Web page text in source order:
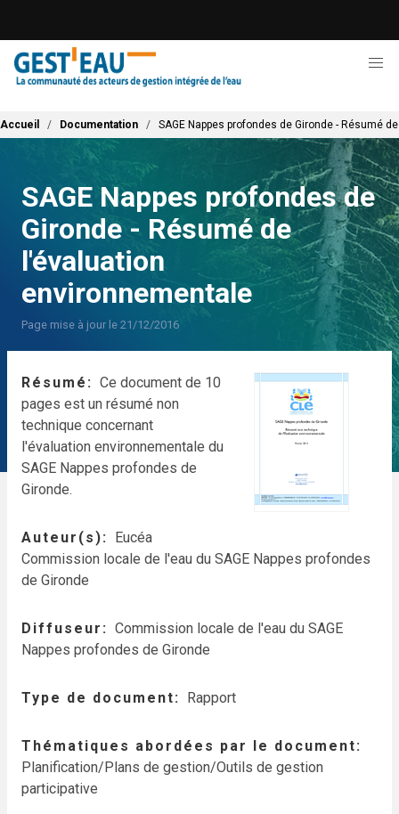
contenu
principal
Fil d'Ariane
Accueil Documentation SAGE Nappes profondes de Gironde - Résumé
SAGE Nappes profondes de
Gironde - Résumé de
l'évaluation
environnementale
Page mise à jour le 21/12/2016
Résumé
Ce document de 10
pages est un résumé non
technique concernant
l'évaluation environnementale du
SAGE Nappes profondes de
Gironde.
Auteur(s)
Eucéa
Commission locale de l'eau du SAGE Nappes profondes
de Gironde
Diffuseur
Commission locale de l'eau du SAGE
Nappes profondes de Gironde
Type de document Rapport
Thématiques abordées par le document
Planification/Plans de gestion/Outils de gestion
participative